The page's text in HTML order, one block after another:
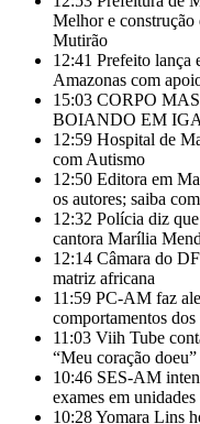
Melhor e construção
Mutirão
12:41 Prefeito lança
Amazonas com
15:03 CORPO
BOIANDO EM
12:59 Hospital de
com Autismo
12:50 Editora em
os autores; saiba
12:32 Polícia diz
cantora Marília
12:14 Câmara do
matriz africana
11:59 PC-AM faz
comportamentos
11:03 Viih Tube
“Meu coração doeu”
10:46 SES-AM
exames em
10:28Yomara Lins